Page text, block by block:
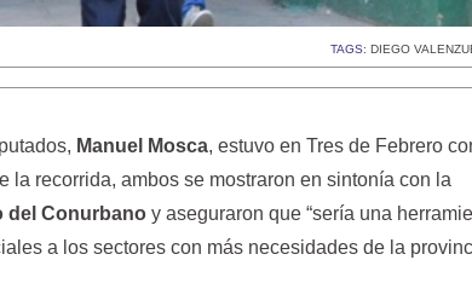
TAGS:DIEGO
Manuel Mosca, estuvo en Tres de Febrero
la recorrida, ambos se mostraron en sintonía con la
del Conurbano y aseguraron que “sería una
a los sectores con más necesidades de la